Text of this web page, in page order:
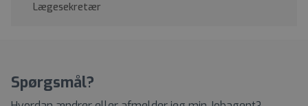
Lægesekretær
Spørgsmål?